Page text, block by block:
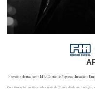
Inscrições abertas para o MBA Gestão de Negócios, Inovação e
Com formação multifacetada e mais de 20 anos desde sua